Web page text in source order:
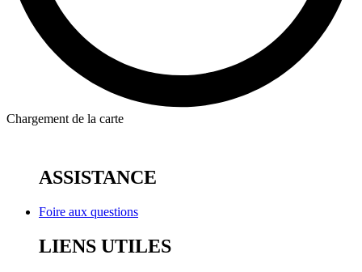
Chargement de la carte
ASSISTANCE
Foire aux questions
LIENS UTILES